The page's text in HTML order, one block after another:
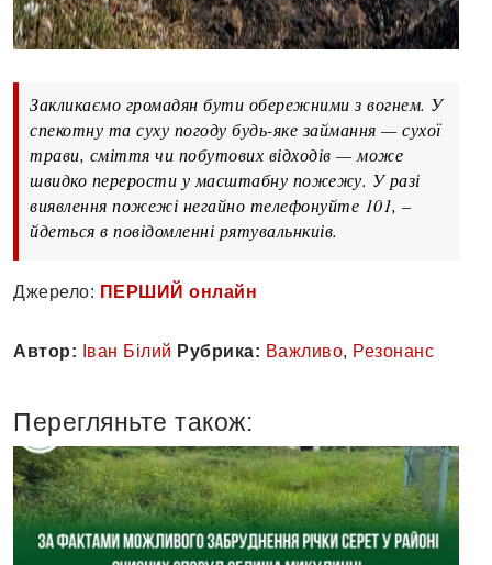
Закликаємо громадян бути обережними з вогнем. У
спекотну та суху погоду будь-яке займання — сухої
трави, сміття чи побутових відходів — може
швидко перерости у масштабну пожежу. У разі
виявлення пожежі негайно телефонуйте 101, –
йдеться в повідомленні рятувальнкиів.
Джерело: ПЕРШИЙ онлайн
Автор: Іван Білий Рубрика: Важливо, Резонанс
Перегляньте також: